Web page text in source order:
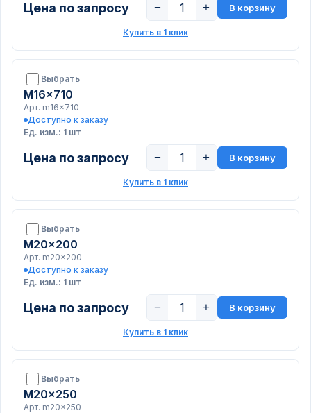
Цена по запросу − + В корзину
Купить в 1 клик
Выбрать
M16x710
Арт. m16x710
Доступно к заказу
Ед. изм.: 1 шт
Цена по запросу − + В корзину
Купить в 1 клик
Выбрать
M20x200
Арт. m20x200
Доступно к заказу
Ед. изм.: 1 шт
Цена по запросу − + В корзину
Купить в 1 клик
Выбрать
M20x250
Арт. m20x250